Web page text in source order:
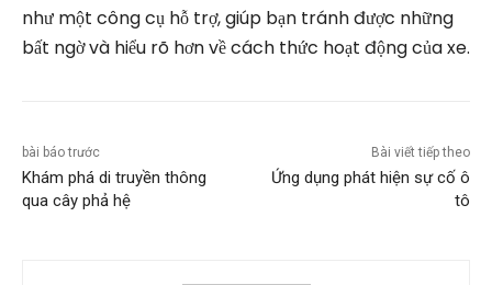
như một công cụ hỗ trợ, giúp bạn tránh được những
bất ngờ và hiểu rõ hơn về cách thức hoạt động của xe.
bài báo trước
Khám phá di truyền thông
qua cây phả hệ
Bài viết tiếp theo
Ứng dụng phát hiện sự cố ô
tô